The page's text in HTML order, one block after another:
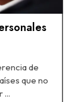
de
que no
...